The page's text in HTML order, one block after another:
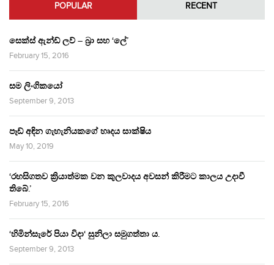
POPULAR RECENT
සෙක්ස් ඇන්ඩ් ලව් – බ්‍රා සහ ‘ලේ’
February 15, 2016
සම ලිංගිකයෝ
September 9, 2013
පෑඩ් අඳින ගැහැනියකගේ හෘදය සාක්ෂිය
May 10, 2019
‘රහසිගතව ක්‍රියාත්මක වන කුලවාදය අවසන් කිරීමට කාලය උදාවී
තිබේ.’
February 15, 2016
‘හිමින්සැරේ පියා විදා‘ සුනිලා සමුගත්තා ය.
September 9, 2013